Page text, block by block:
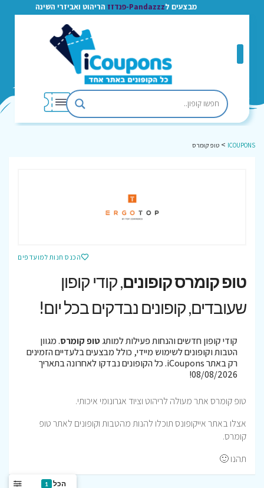
מבצעים ל Pandazzz-פנדזז הריהוט ואביזרי השינה
ICOUPONS
> טופ קומרס
הכנס חנות למועדפים
טופ קומרס קופונים, קודי קופון
שעובדים, קופונים נבדקים בכל יום!
קודי קופון חדשים והנחות פעילות למותגטופ קומרס. מגוון
הטבות וקופונים לשימוש מיידי, כולל מבצעים בלעדיים הזמינים
רק באתר iCoupons. כל הקופונים נבדקו לאחרונה בתאריך
08/08/2026!
טופ קומרס אתר מעולה לריהוט וציוד אגרונומי איכותי.
אצלו באתר אייקופונס תוכלו להנות מהטבות וקופונים לאתר טופ
קומרס.
תהנו 🙂
הכל 1